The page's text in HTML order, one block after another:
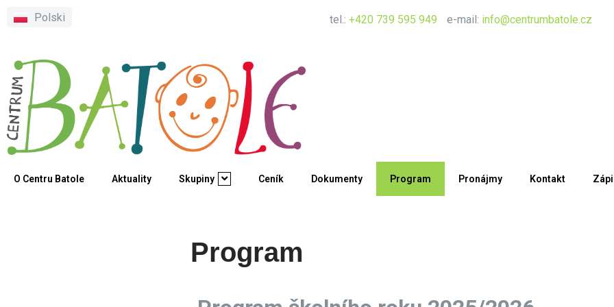
obsah
Polski tel.: +420 739 595 949 e-mail: info@centrumbatole.cz
O Centru Batole Aktuality Skupiny Ceník Dokumenty Program Pronájmy Kontakt
Program